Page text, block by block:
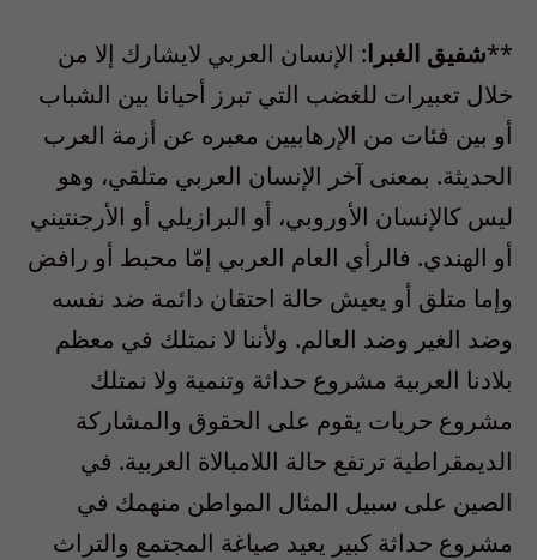
**شفيق الغبرا: الإنسان العربي لايشارك إلا من
خلال تعبيرات للغضب التي تبرز أحيانا بين الشباب
أو بين فئات من الإرهابيين معبره عن أزمة العرب
الحديثة. بمعنى آخر الإنسان العربي متلقي، وهو
ليس كالإنسان الأوروبي، أو البرازيلي أو الأرجنتيني
أو الهندي. فالرأي العام العربي إمّا محبط أو رافض
وإما متلق أو يعيش حالة احتقان دائمة ضد نفسه
وضد الغير وضد العالم. ولأننا لا نمتلك في معظم
بلادنا العربية مشروع حداثة وتنمية ولا نمتلك
مشروع حريات يقوم على الحقوق والمشاركة
الديمقراطية ترتفع حالة اللامبالاة العربية. في
الصين على سبيل المثال المواطن منهمك في
مشروع حداثة كبير يعيد صياغة المجتمع والتراث